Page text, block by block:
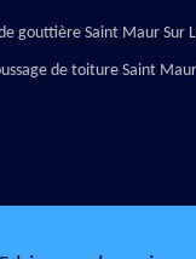
gouttière Saint Maur Sur
de toiture Saint